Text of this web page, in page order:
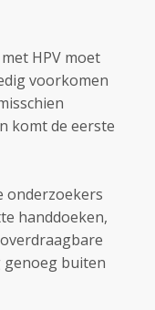
HPV moet
voorkomen
komt de eerste
onderzoekers
handdoeken,
genoeg buiten